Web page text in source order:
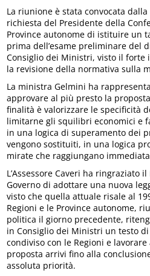
La riunione è stata convocata
richiesta del Presidente della
Province autonome di istituire un
prima dell’esame preliminare del
Consiglio dei Ministri, visto il forte
la revisione della normativa sulla
La ministra Gelmini ha
approvare al più presto la
finalità è valorizzare le specificità
limitarne gli squilibri economici e
in una logica di superamento dei
vengono sostituiti, in una logica
mirate che raggiungano
L’Assessore Caveri ha ringraziato
Governo di adottare una nuova
visto che quella attuale risale al
Regioni e le Province autonome,
politica il giorno precedente,
in Consiglio dei Ministri un testo
condiviso con le Regioni e
proposta arrivi fino alla
assoluta priorità.